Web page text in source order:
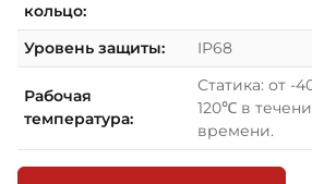
кольцо:
Уровень защиты: IP68
Рабочая
температура:
Статика: от -
120℃ в
времени.